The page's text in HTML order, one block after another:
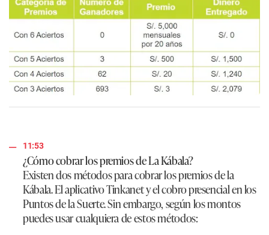
11:53
¿Cómo cobrar los premios de La Kábala?
Existen dos métodos para cobrar los premios de la
Kábala. El aplicativo Tinkanet y el cobro presencial en los
Puntos de la Suerte. Sin embargo, según los montos
puedes usar cualquiera de estos métodos: